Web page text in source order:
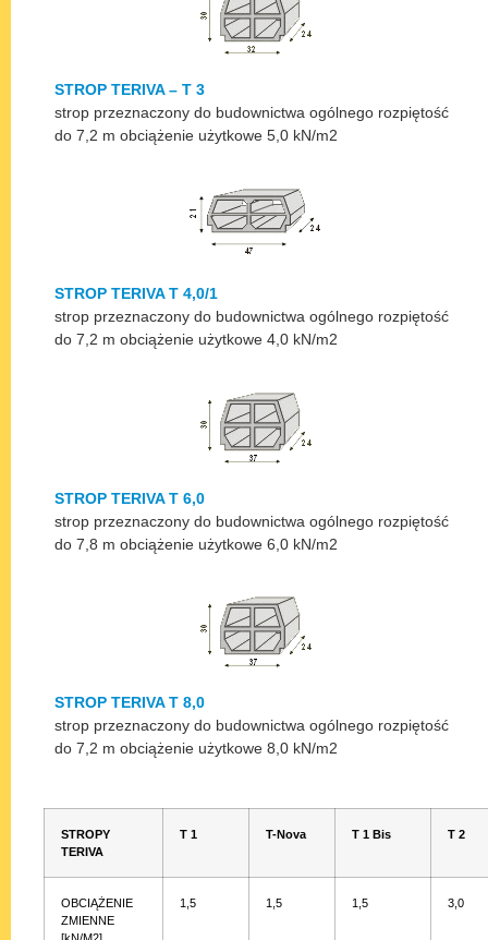
STROP TERIVA – T 3
strop przeznaczony do budownictwa ogólnego rozpiętość
do 7,2 m obciążenie użytkowe 5,0 kN/m2
STROP TERIVA T 4,0/1
strop przeznaczony do budownictwa ogólnego rozpiętość
do 7,2 m obciążenie użytkowe 4,0 kN/m2
STROP TERIVA T 6,0
strop przeznaczony do budownictwa ogólnego rozpiętość
do 7,8 m obciążenie użytkowe 6,0 kN/m2
STROP TERIVA T 8,0
strop przeznaczony do budownictwa ogólnego rozpiętość
do 7,2 m obciążenie użytkowe 8,0 kN/m2
STROPY
TERIVA
T 1 T-Nova T 1 Bis T 2
OBCIĄŻENIE
ZMIENNE
1,5 1,5 1,5 3,0